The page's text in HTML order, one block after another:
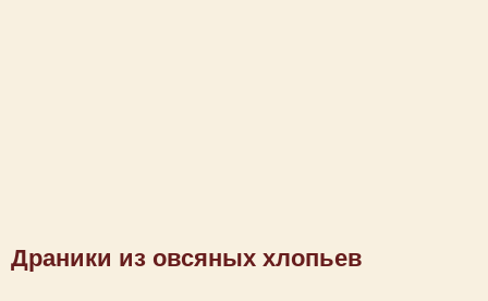
Драники из овсяных хлопьев